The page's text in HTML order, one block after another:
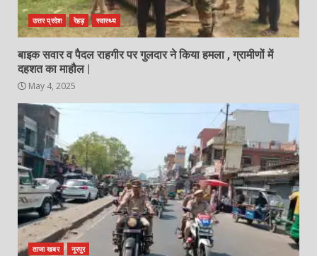
उत्तर प्रदेश रेहड़ स्वास्थ्य
बाइक सवार व पैदल राहगीर पर गुलदार ने किया हमला , ग्रामीणों में
दहशत का माहौल |
May 4, 2025
ताजा खबर नूरपुर